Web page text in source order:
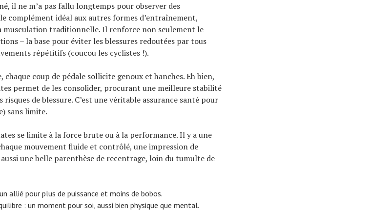
il ne m’a pas fallu longtemps pour observer des
complément idéal aux autres formes d’entraînement,
musculation traditionnelle. Il renforce non seulement le
– la base pour éviter les blessures redoutées par tous
répétitifs (coucou les cyclistes !).
chaque coup de pédale sollicite genoux et hanches. Eh bien,
permet de les consolider, procurant une meilleure stabilité
de blessure. C’est une véritable assurance santé pour
sans limite.
se limite à la force brute ou à la performance. Il y a une
mouvement fluide et contrôlé, une impression de
aussi une belle parenthèse de recentrage, loin du tumulte de
allié pour plus de puissance et moins de bobos.
: un moment pour soi, aussi bien physique que mental.